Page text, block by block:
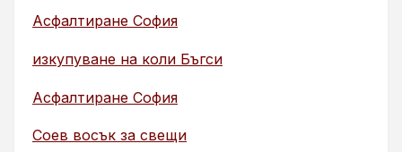
Асфалтиране София
изкупуване на коли Бъгси
Асфалтиране София
Соев восък за свещи